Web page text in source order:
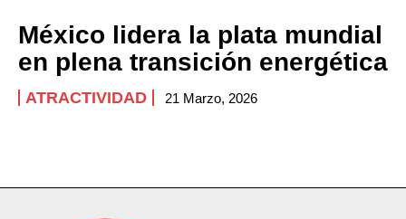
México lidera la plata mundial
en plena transición energética
ATRACTIVIDAD 21 Marzo, 2026